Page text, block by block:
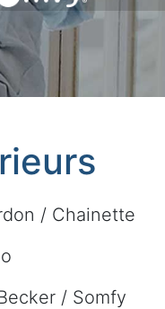
/ Chainette
/ Somfy